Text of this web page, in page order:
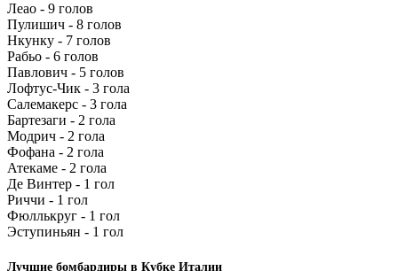
Леао - 9 голов
Пулишич - 8 голов
Нкунку - 7 голов
Рабьо - 6 голов
Павлович - 5 голов
Лофтус-Чик - 3 гола
Салемакерс - 3 гола
Бартезаги - 2 гола
Модрич - 2 гола
Фофана - 2 гола
Атекаме - 2 гола
Де Винтер - 1 гол
Риччи - 1 гол
Фюллькруг - 1 гол
Эступиньян - 1 гол
Лучшие бомбардиры в Кубке Италии